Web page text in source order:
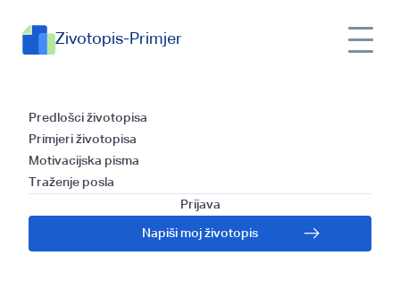
Zivotopis-Primjer
Predlošci životopisa
Primjeri životopisa
Motivacijska pisma
Traženje posla
Prijava
Napiši moj životopis
Savjeti za izradu
učinkovitog
životopisa za
poziciju Prodajnog